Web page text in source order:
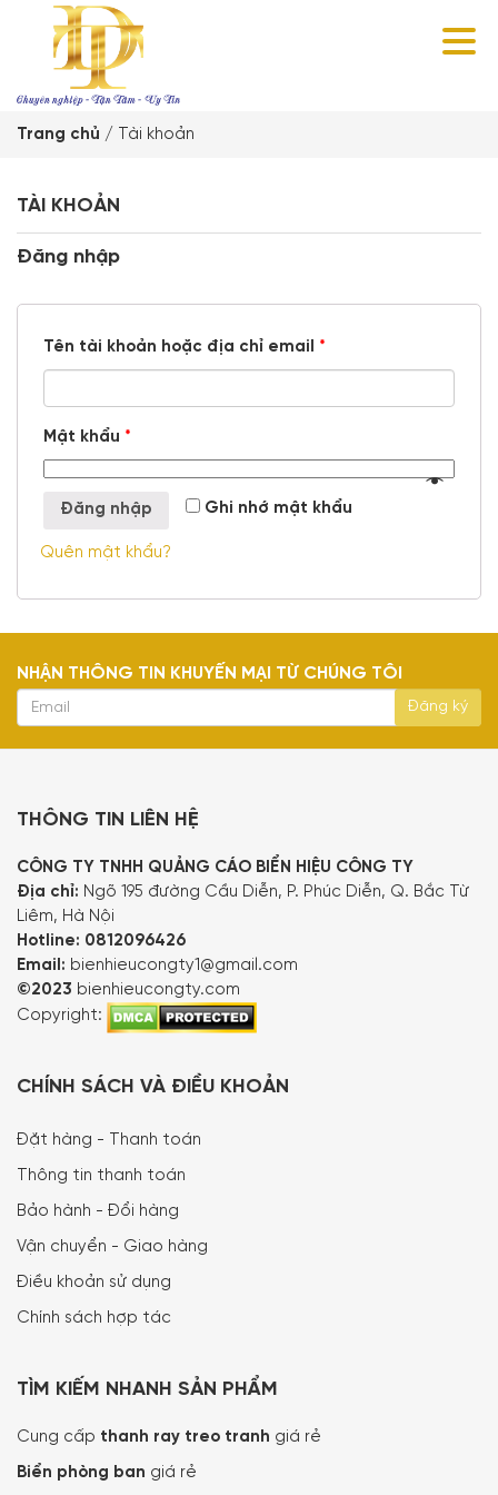
Trang chủ / Tài khoản
TÀI KHOẢN
Đăng nhập
Tên tài khoản hoặc địa chỉ email *
Mật khẩu *
Ghi nhớ mật khẩu
Đăng nhập
Quên mật khẩu?
NHẬN THÔNG TIN KHUYẾN MẠI TỪ CHÚNG TÔI
THÔNG TIN LIÊN HỆ
CÔNG TY TNHH QUẢNG CÁO BIỂN HIỆU CÔNG TY
Địa chỉ: Ngõ 195 đường Cầu Diễn, P. Phúc Diễn, Q. Bắc Từ
Liêm, Hà Nội
Hotline: 0812096426
Email: bienhieucongty1@gmail.com
©2023 bienhieucongty.com
Copyright:
CHÍNH SÁCH VÀ ĐIỀU KHOẢN
Đặt hàng - Thanh toán
Thông tin thanh toán
Bảo hành - Đổi hàng
Vận chuyển - Giao hàng
Điều khoản sử dụng
Chính sách hợp tác
TÌM KIẾM NHANH SẢN PHẨM
Cung cấp thanh ray treo tranh giá rẻ
Biển phòng ban giá rẻ